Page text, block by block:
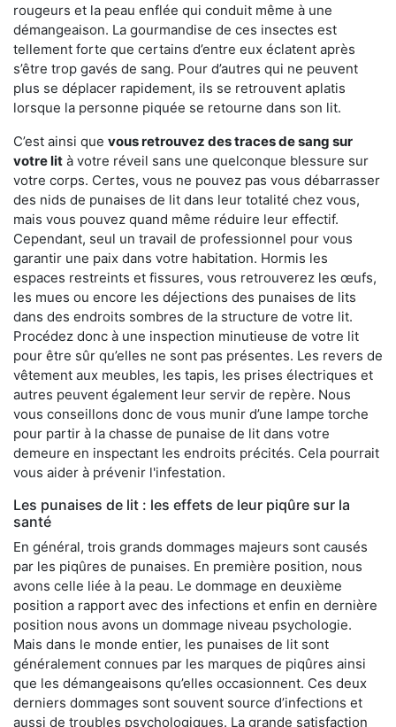
rougeurs et la peau enflée qui conduit même à une
démangeaison. La gourmandise de ces insectes est
tellement forte que certains d’entre eux éclatent après
s’être trop gavés de sang. Pour d’autres qui ne peuvent
plus se déplacer rapidement, ils se retrouvent aplatis
lorsque la personne piquée se retourne dans son lit.
C’est ainsi que vous retrouvez des traces de sang sur
votre lit à votre réveil sans une quelconque blessure sur
votre corps. Certes, vous ne pouvez pas vous débarrasser
des nids de punaises de lit dans leur totalité chez vous,
mais vous pouvez quand même réduire leur effectif.
Cependant, seul un travail de professionnel pour vous
garantir une paix dans votre habitation. Hormis les
espaces restreints et fissures, vous retrouverez les œufs,
les mues ou encore les déjections des punaises de lits
dans des endroits sombres de la structure de votre lit.
Procédez donc à une inspection minutieuse de votre lit
pour être sûr qu’elles ne sont pas présentes. Les revers de
vêtement aux meubles, les tapis, les prises électriques et
autres peuvent également leur servir de repère. Nous
vous conseillons donc de vous munir d’une lampe torche
pour partir à la chasse de punaise de lit dans votre
demeure en inspectant les endroits précités. Cela pourrait
vous aider à prévenir l'infestation.
Les punaises de lit : les effets de leur piqûre sur la
santé
En général, trois grands dommages majeurs sont causés
par les piqûres de punaises. En première position, nous
avons celle liée à la peau. Le dommage en deuxième
position a rapport avec des infections et enfin en dernière
position nous avons un dommage niveau psychologie.
Mais dans le monde entier, les punaises de lit sont
généralement connues par les marques de piqûres ainsi
que les démangeaisons qu’elles occasionnent. Ces deux
derniers dommages sont souvent source d’infections et
aussi de troubles psychologiques. La grande satisfaction